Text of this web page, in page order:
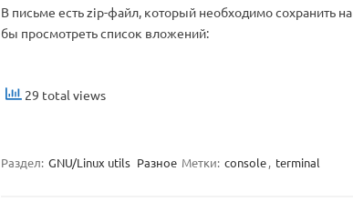
В письме есть zip-файл, который необходимо сохранить
бы просмотреть список вложений:
29 total views
Раздел: GNU/Linux utils Разное Метки: console, terminal